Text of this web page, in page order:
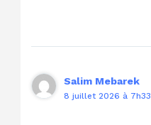
Salim Mebarek
8 juillet 2026 à 7h33